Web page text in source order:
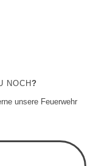
NOCH?
unsere Feuerwehr